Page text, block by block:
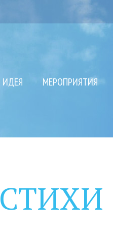
ИДЕЯ МЕРОПРИЯТИЯ
СТИХИ